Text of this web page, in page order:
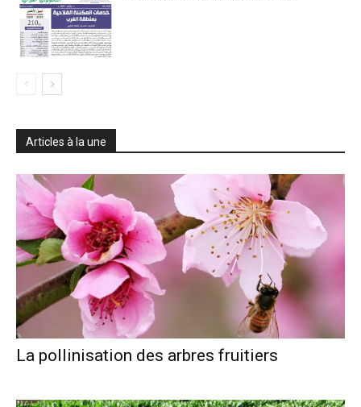
Articles à la une
La pollinisation des arbres fruitiers